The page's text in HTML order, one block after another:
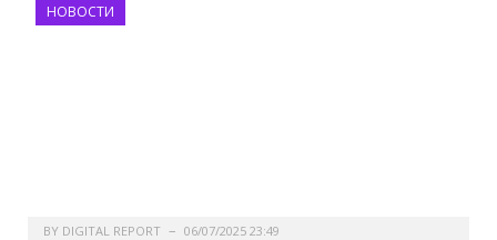
НОВОСТИ
BY DIGITAL REPORT 06/07/2025 23:49